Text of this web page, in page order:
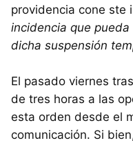
providencia cone ste
incidencia que
dicha suspensión
El pasado viernes
de tres horas a las
esta orden desde el
comunicación. Si